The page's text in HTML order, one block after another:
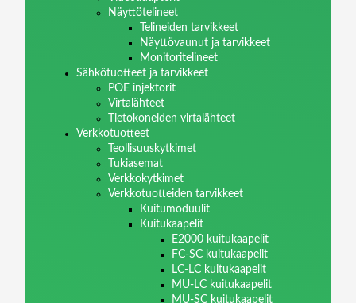
Näyttötelineet
Telineiden tarvikkeet
Näyttövaunut ja tarvikkeet
Monitoritelineet
Sähkötuotteet ja tarvikkeet
POE injektorit
Virtalähteet
Tietokoneiden virtalähteet
Verkkotuotteet
Teollisuuskytkimet
Tukiasemat
Verkkokytkimet
Verkkotuotteiden tarvikkeet
Kuitumoduulit
Kuitukaapelit
E2000 kuitukaapelit
FC-SC kuitukaapelit
LC-LC kuitukaapelit
MU-LC kuitukaapelit
MU-SC kuitukaapelit